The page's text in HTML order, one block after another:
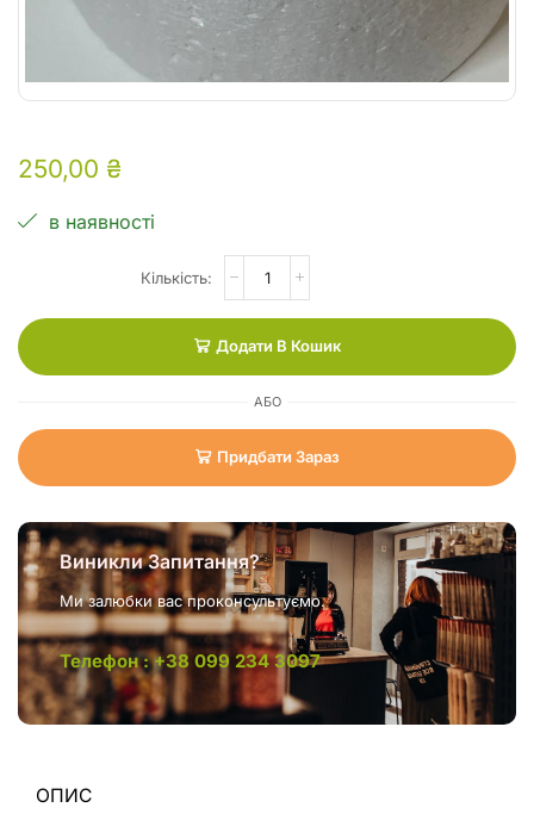
250,00 ₴
в наявності
Додати В Кошик
АБО
Придбати Зараз
Виникли Запитання?
Ми залюбки вас проконсультуємо.
Телефон : +38 099 234 3097
ОПИС